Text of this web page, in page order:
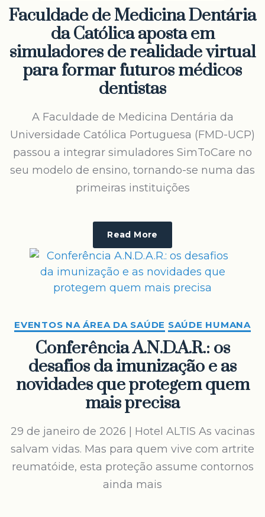
Faculdade de Medicina Dentária
da Católica aposta em
simuladores de realidade virtual
para formar futuros médicos
dentistas
A Faculdade de Medicina Dentária da
Universidade Católica Portuguesa (FMD-UCP)
passou a integrar simuladores SimToCare no
seu modelo de ensino, tornando-se numa das
primeiras instituições
Read More
EVENTOS NA ÁREA DA SAÚDE SAÚDE HUMANA
Conferência A.N.D.A.R.: os
desafios da imunização e as
novidades que protegem quem
mais precisa
29 de janeiro de 2026 | Hotel ALTIS As vacinas
salvam vidas. Mas para quem vive com artrite
reumatóide, esta proteção assume contornos
ainda mais